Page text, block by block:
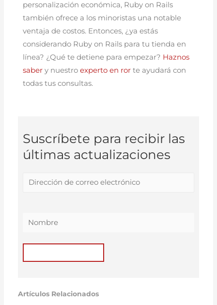
personalización económica, Ruby on Rails
también ofrece a los minoristas una notable
ventaja de costos. Entonces, ¿ya estás
considerando Ruby on Rails para tu tienda en
línea? ¿Qué te detiene para empezar? Haznos
saber y nuestroexperto en ror te ayudará con
todas tus consultas.
Suscríbete para recibir las
últimas actualizaciones
Artículos Relacionados